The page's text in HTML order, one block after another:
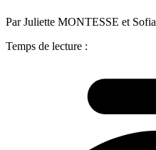
Par Juliette MONTESSE et
Temps de lecture :